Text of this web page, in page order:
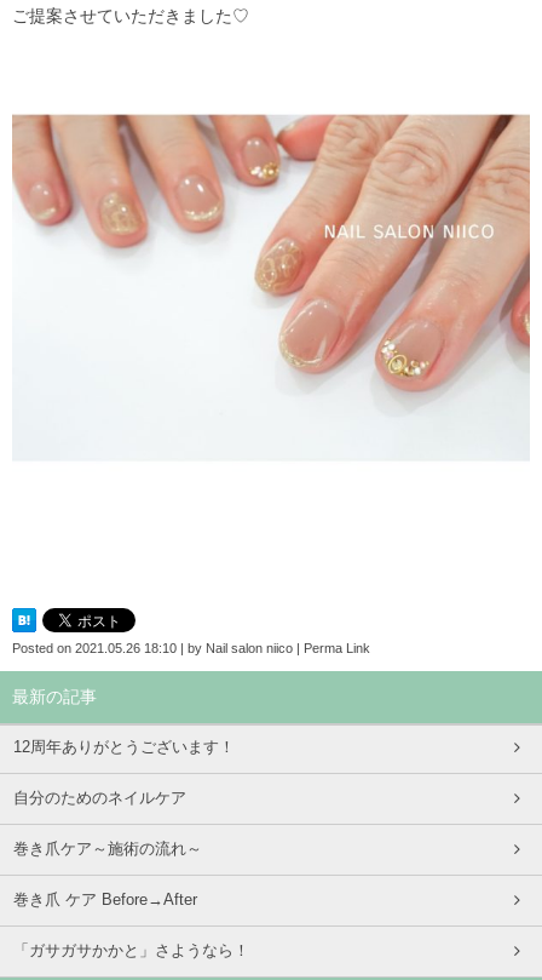
ご提案させていただきました♡
Posted on 2021.05.26 18:10 | by Nail salon niico | Perma Link
最新の記事
12周年ありがとうございます！
自分のためのネイルケア
巻き爪ケア～施術の流れ～
巻き爪 ケア Before→After
「ガサガサかかと」さようなら！